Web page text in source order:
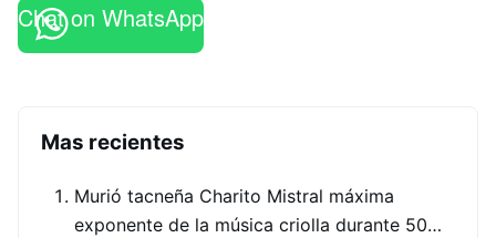
Chat on WhatsApp
Mas recientes
Murió tacneña Charito Mistral máxima
exponente de la música criolla durante 50…